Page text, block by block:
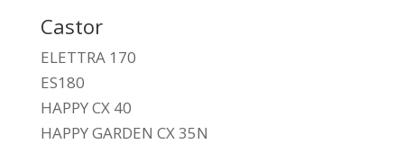
Castor
ELETTRA 170
ES180
HAPPY CX 40
HAPPY GARDEN CX 35N